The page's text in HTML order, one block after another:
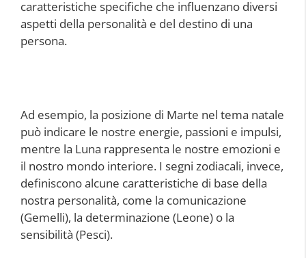
caratteristiche specifiche che influenzano diversi
aspetti della personalità e del destino di una
persona.
Ad esempio, la posizione di Marte nel tema natale
può indicare le nostre energie, passioni e impulsi,
mentre la Luna rappresenta le nostre emozioni e
il nostro mondo interiore. I segni zodiacali, invece,
definiscono alcune caratteristiche di base della
nostra personalità, come la comunicazione
(Gemelli), la determinazione (Leone) o la
sensibilità (Pesci).